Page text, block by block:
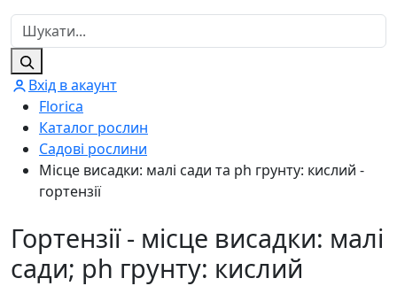
Вхід в акаунт
Florica
Каталог рослин
Садові рослини
Місце висадки: малі сади та ph грунту: кислий -
гортензії
Гортензії - місце висадки: малі
сади; ph грунту: кислий